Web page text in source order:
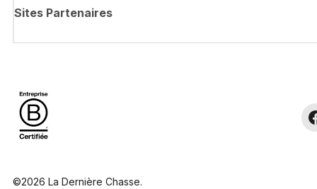
Sites Partenaires
©2026 La Dernière Chasse.